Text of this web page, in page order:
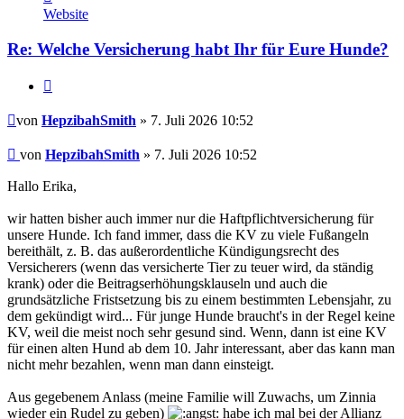
von
HepzibahSmith
Website
Re: Welche Versicherung habt Ihr für Eure Hunde?
Beitrag
von HepzibahSmith » 7. Juli 2026 10:52
Beitrag
von HepzibahSmith » 7. Juli 2026 10:52
Hallo Erika,
wir hatten bisher auch immer nur die Haftpflichtversicherung für
unsere Hunde. Ich fand immer, dass die KV zu viele Fußangeln
bereithält, z. B. das außerordentliche Kündigungsrecht des
Versicherers (wenn das versicherte Tier zu teuer wird, da ständig
krank) oder die Beitragserhöhungsklauseln und auch die
grundsätzliche Fristsetzung bis zu einem bestimmten Lebensjahr, zu
dem gekündigt wird... Für junge Hunde braucht's in der Regel keine
KV, weil die meist noch sehr gesund sind. Wenn, dann ist eine KV
für einen alten Hund ab dem 10. Jahr interessant, aber das kann man
nicht mehr bezahlen, wenn man dann einsteigt.
Aus gegebenem Anlass (meine Familie will Zuwachs, um Zinnia
wieder ein Rudel zu geben)
habe ich mal bei der Allianz